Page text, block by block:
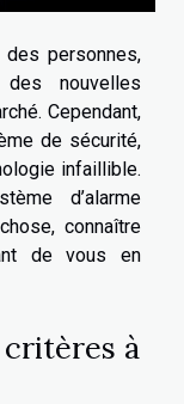
personnes,
nouvelles
Cependant,
de sécurité,
infaillible.
d’alarme
connaître
de vous en
à